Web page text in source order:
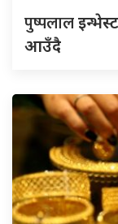
पुष्पलाल
आउँदै